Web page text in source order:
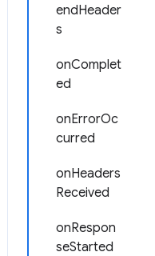
endHeader
s
onComplet
ed
onErrorOc
curred
onHeaders
Received
onRespon
seStarted